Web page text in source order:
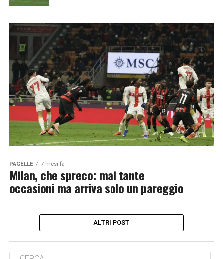
PAGELLE 7 mesi fa
Milan, che spreco: mai tante
occasioni ma arriva solo un pareggio
ALTRI POST